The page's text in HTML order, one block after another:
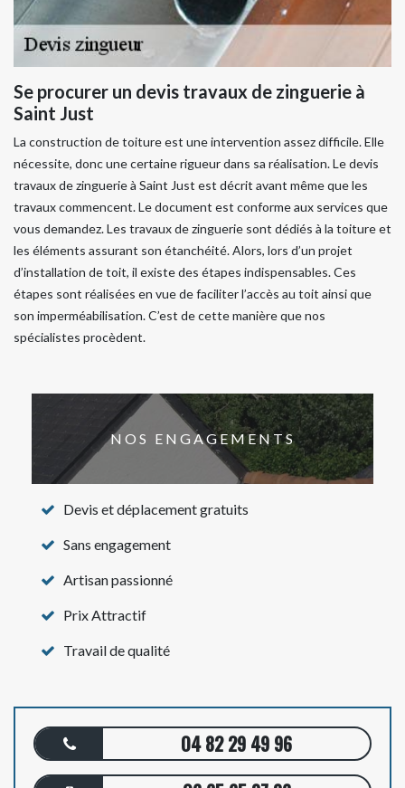
Se procurer un devis travaux de zinguerie à
Saint Just
La construction de toiture est une intervention assez difficile. Elle
nécessite, donc une certaine rigueur dans sa réalisation. Le devis
travaux de zinguerie à Saint Just est décrit avant même que les
travaux commencent. Le document est conforme aux services que
vous demandez. Les travaux de zinguerie sont dédiés à la toiture et
les éléments assurant son étanchéité. Alors, lors d’un projet
d’installation de toit, il existe des étapes indispensables. Ces
étapes sont réalisées en vue de faciliter l’accès au toit ainsi que
son imperméabilisation. C’est de cette manière que nos
spécialistes procèdent.
NOS ENGAGEMENTS
Devis et déplacement gratuits
Sans engagement
Artisan passionné
Prix Attractif
Travail de qualité
04 82 29 49 96